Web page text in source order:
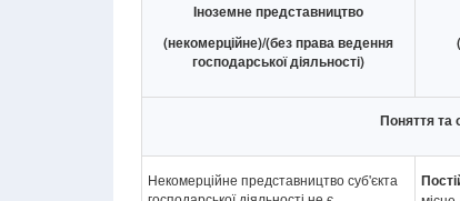
Іноземне представництво
(некомерційне)/(без права ведення
господарської діяльності)
Поняття та
Некомерційне представництво суб'єкта